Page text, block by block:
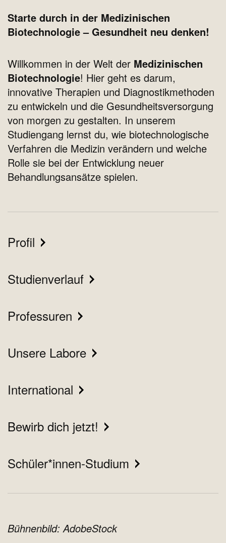
Starte durch in der Medizinischen
Biotechnologie – Gesundheit neu denken!
Willkommen in der Welt der Medizinischen
Biotechnologie! Hier geht es darum,
innovative Therapien und Diagnostikmethoden
zu entwickeln und die Gesundheitsversorgung
von morgen zu gestalten. In unserem
Studiengang lernst du, wie biotechnologische
Verfahren die Medizin verändern und welche
Rolle sie bei der Entwicklung neuer
Behandlungsansätze spielen.
Profil
Studienverlauf
Professuren
Unsere Labore
International
Bewirb dich jetzt!
Schüler*innen-Studium
Bühnenbild: AdobeStock